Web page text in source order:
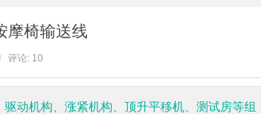
摩椅输送线
/ 评论: 10
动机构、涨紧机构、顶升平移机、测试房等组